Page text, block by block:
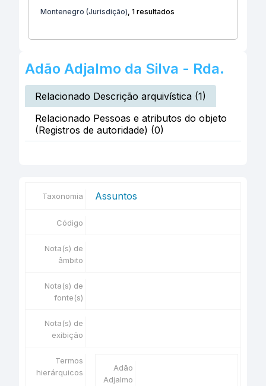
Montenegro (Jurisdição), 1 resultados
Adão Adjalmo da Silva - Rda.
Relacionado Descrição arquivística (1)
Relacionado Pessoas e atributos do objeto
(Registros de autoridade) (0)
Taxonomia Assuntos
Código
Nota(s) de
âmbito
Nota(s) de
fonte(s)
Nota(s) de
exibição
Termos
hierárquicos
Adão
Adjalmo